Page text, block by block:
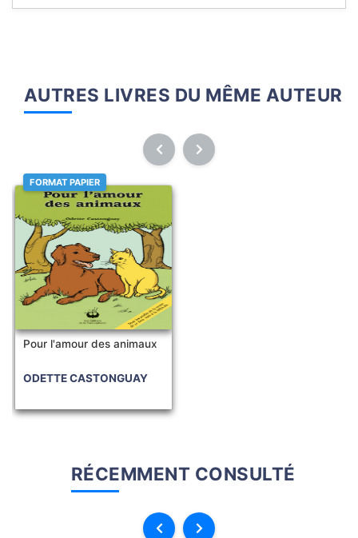
AUTRES LIVRES DU MÊME AUTEUR
FORMAT PAPIER
Pour l'amour des animaux
ODETTE CASTONGUAY
RÉCEMMENT CONSULTÉ